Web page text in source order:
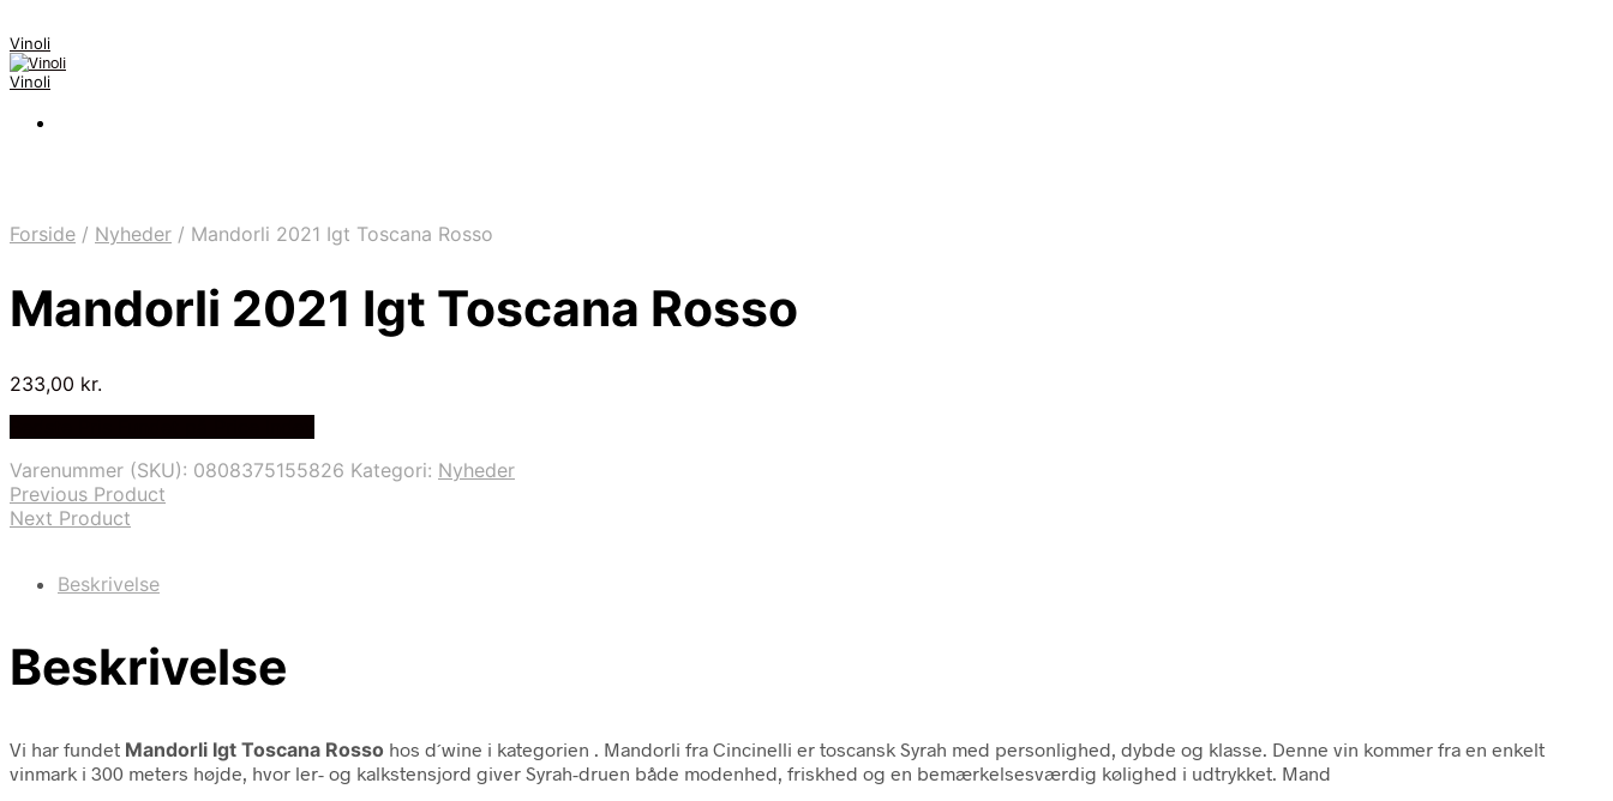
Vinoli
Vinoli
Forside / Nyheder / Mandorli 2021 Igt Toscana Rosso
Mandorli 2021 Igt Toscana Rosso
233,00 kr.
Varenummer (SKU): 0808375155826 Kategori: Nyheder
Previous Product
Next Product
Beskrivelse
Beskrivelse
Vi har fundet Mandorli Igt Toscana Rosso hos d´wine i kategorien
. Mandorli fra Cincinelli er toscansk Syrah med personlighed, dybde og klasse. Denne vin kommer fra en enkelt
vinmark i 300 meters højde, hvor ler- og kalkstensjord giver Syrah-druen både modenhed, friskhed og en bemærkelsesværdig kølighed i udtrykket. Mand